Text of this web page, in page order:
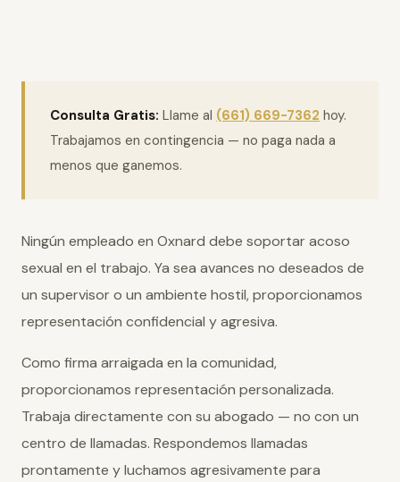
Consulta Gratis: Llame al (661) 669-7362 hoy.
Trabajamos en contingencia — no paga nada a
menos que ganemos.
Ningún empleado en Oxnard debe soportar acoso
sexual en el trabajo. Ya sea avances no deseados de
un supervisor o un ambiente hostil, proporcionamos
representación confidencial y agresiva.
Como firma arraigada en la comunidad,
proporcionamos representación personalizada.
Trabaja directamente con su abogado — no con un
centro de llamadas. Respondemos llamadas
prontamente y luchamos agresivamente para